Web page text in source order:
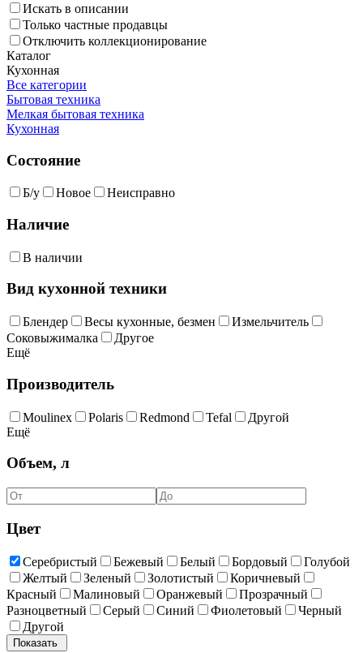
Искать в описании
Только частные продавцы
Отключить коллекционирование
Каталог
Кухонная
Все категории
Бытовая техника
Мелкая бытовая техника
Кухонная
Состояние
Б/у Новое Неисправно
Наличие
В наличии
Вид кухонной техники
Блендер Весы кухонные, безмен
Измельчитель
Соковыжималка
Другое
Ещё
Производитель
Moulinex Polaris Redmond Tefal
Другой
Ещё
Объем, л
Цвет
Серебристый Бежевый Белый Бордовый
Голубой
Желтый
Зеленый Золотистый
Коричневый
Красный
Малиновый Оранжевый
Прозрачный
Разноцветный
Серый Синий Фиолетовый
Черный
Другой